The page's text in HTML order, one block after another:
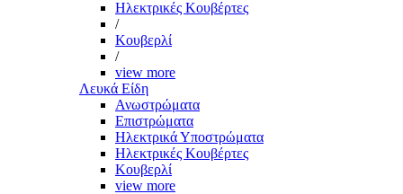
Ηλεκτρικές Κουβέρτες
/
Κουβερλί
/
view more
Λευκά Είδη
Ανωστρώματα
Επιστρώματα
Ηλεκτρικά Υποστρώματα
Ηλεκτρικές Κουβέρτες
Κουβερλί
view more